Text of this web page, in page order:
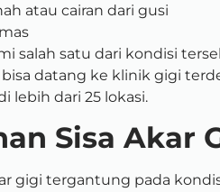
atau cairan dari gusi
salah satu dari kondisi
datang ke klinik gigi
lebih dari 25 lokasi.
Sisa Akar
gigi tergantung pada